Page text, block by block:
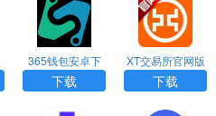
365钱包安卓下
载安装
下载
XT交易所官网版
下载app
下载